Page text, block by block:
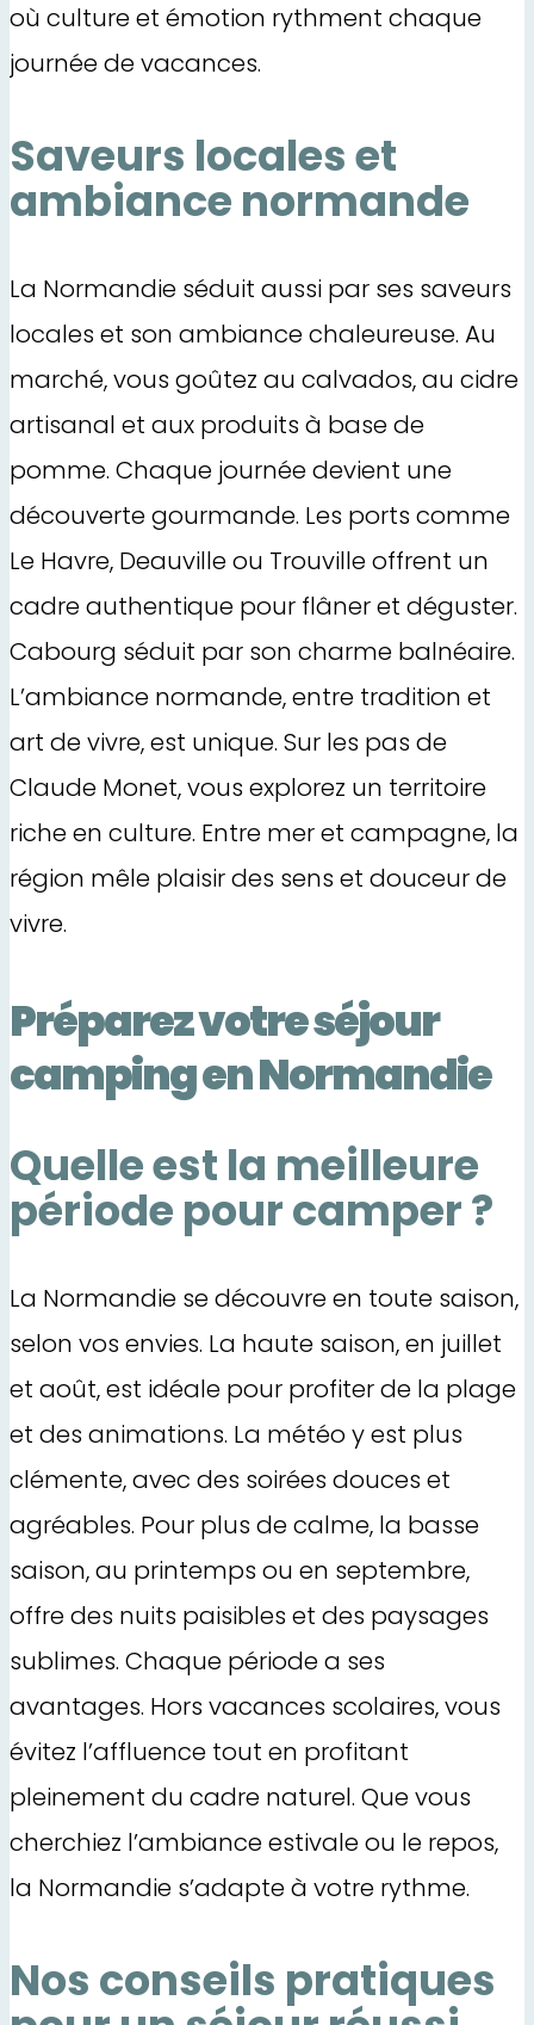
où culture et émotion rythment chaque
journée de vacances.
Saveurs locales et
ambiance normande
La Normandie séduit aussi par ses saveurs
locales et son ambiance chaleureuse. Au
marché, vous goûtez au calvados, au cidre
artisanal et aux produits à base de
pomme. Chaque journée devient une
découverte gourmande. Les ports comme
Le Havre, Deauville ou Trouville offrent un
cadre authentique pour flâner et déguster.
Cabourg séduit par son charme balnéaire.
L’ambiance normande, entre tradition et
art de vivre, est unique. Sur les pas de
Claude Monet, vous explorez un territoire
riche en culture. Entre mer et campagne, la
région mêle plaisir des sens et douceur de
vivre.
Préparez votre séjour
camping en Normandie
Quelle est la meilleure
période pour camper ?
La Normandie se découvre en toute saison,
selon vos envies. La haute saison, en juillet
et août, est idéale pour profiter de la plage
et des animations. La météo y est plus
clémente, avec des soirées douces et
agréables. Pour plus de calme, la basse
saison, au printemps ou en septembre,
offre des nuits paisibles et des paysages
sublimes. Chaque période a ses
avantages. Hors vacances scolaires, vous
évitez l’affluence tout en profitant
pleinement du cadre naturel. Que vous
cherchiez l’ambiance estivale ou le repos,
la Normandie s’adapte à votre rythme.
Nos conseils pratiques